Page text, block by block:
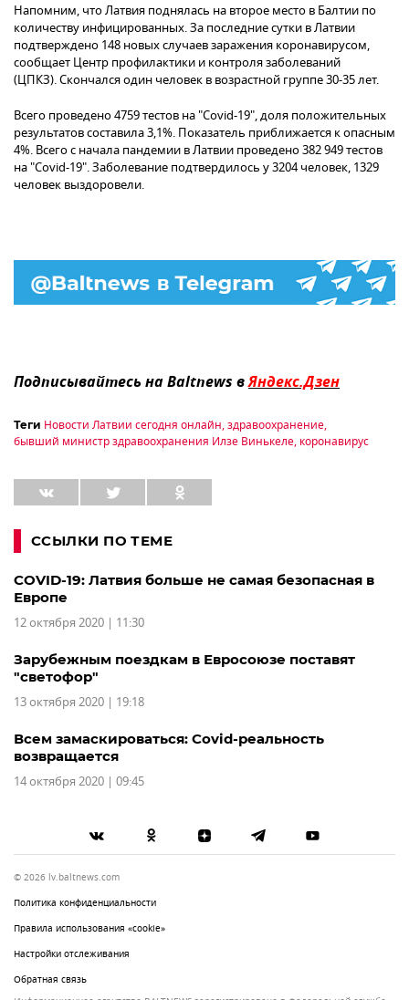
Напомним, что Латвия поднялась на второе место в Балтии по
количеству инфицированных. За последние сутки в Латвии
подтверждено 148 новых случаев заражения коронавирусом,
сообщает Центр профилактики и контроля заболеваний
(ЦПКЗ). Скончался один человек в возрастной группе 30-35 лет.
Всего проведено 4759 тестов на "Covid-19", доля положительных
результатов составила 3,1%. Показатель приближается к опасным
4%. Всего с начала пандемии в Латвии проведено 382 949 тестов
на "Covid-19". Заболевание подтвердилось у 3204 человек, 1329
человек выздоровели.
Подписывайтесь на Baltnews вЯндекс.Дзен
Теги Новости Латвии сегодня онлайн,здравоохранение,
бывший министр здравоохранения Илзе Винькеле, коронавирус
ССЫЛКИ ПО ТЕМЕ
COVID-19: Латвия больше не самая безопасная в
Европе
12 октября 2020 | 11:30
Зарубежным поездкам в Евросоюзе поставят
"светофор"
13 октября 2020 | 19:18
Всем замаскироваться: Covid-реальность
возвращается
14 октября 2020 | 09:45
© 2026 lv.baltnews.com
Политика конфиденциальности
Правила использования «cookie»
Настройки отслеживания
Обратная связь